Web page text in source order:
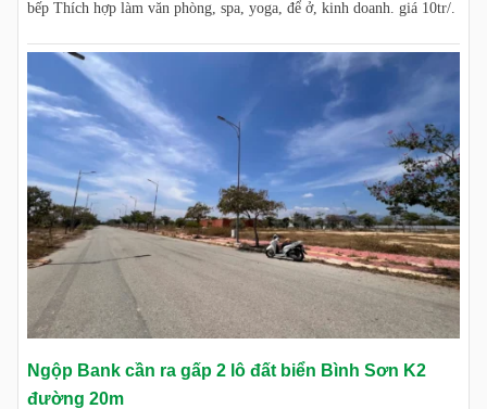
bếp Thích hợp làm văn phòng, spa, yoga, để ở, kinh doanh. giá 10tr/.
Ngộp Bank cần ra gấp 2 lô đất biển Bình Sơn K2
đường 20m